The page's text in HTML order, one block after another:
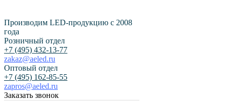
Производим LED-продукцию с 2008
года
Розничный отдел
+7 (495) 432-13-77
zakaz@aeled.ru
Оптовый отдел
+7 (495) 162-85-55
zapros@aeled.ru
Заказать звонок